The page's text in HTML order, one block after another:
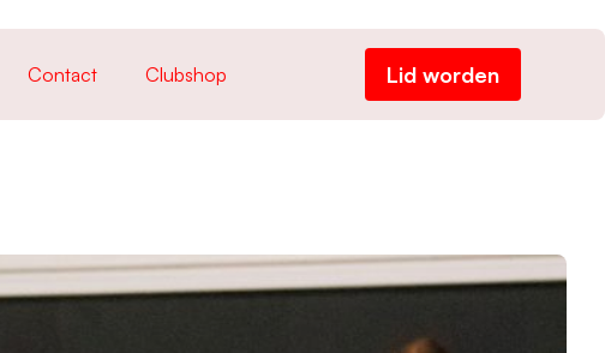
Contact Clubshop Lid worden